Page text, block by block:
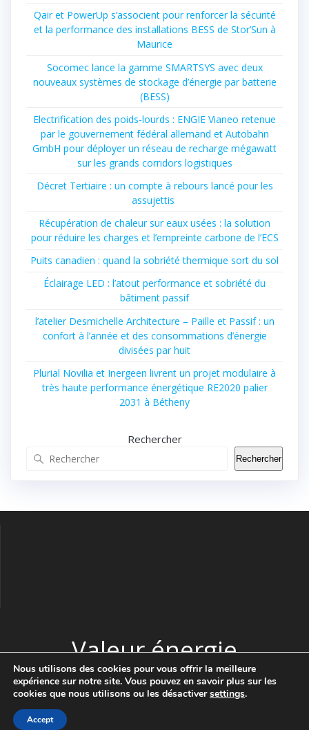
Qair et PowerUp s’associent pour renforcer la sécurité
et la performance des installations BESS de Stor’Sun à
Maurice
Socomec lance la gamme SMARTSYS avec deux
nouveaux systèmes de stockage d’énergie par batterie
(BESS)
Electrification des poids-lourds : ENGIE Vianeo retenue
par le gouvernement fédéral allemand et Autobahn
GmbH pour déployer un réseau de recharge mégawatt
sur les grands corridors logistiques
Décret Tertiaire : un compte à rebours lancé pour les
assujettis
Récupération de chaleur sur eaux usées : la solution
pour réduire les charges et l’empreinte carbone de l’ECS
Puits canadien : quand la sobriété thermique sort du sol
Éclairage LED : l’atout performance et sobriété du
bâtiment passif
l’atelier Desmichelle Architecture – Paille et Passif : un
confort à l’année et des consommations d’énergie
divisées par huit
Plurial Novilia et Inergeen livrent un projet modulaire à
très haute performance énergétique RE2020 palier
2031 à Bétheny
Rechercher
Rechercher
Valeur énergie
© 2026 Valeur énergie. Construit avec WordPress et le thème
Highlight Theme
Nous utilisons des cookies pour vous offrir la meilleure
expérience sur notre site. Vous pouvez en savoir plus sur les
cookies que nous utilisons ou les désactiversettings.
Accept